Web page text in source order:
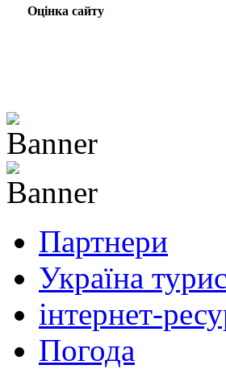
Оцінка сайту
Партнери
Україна
інтернет-
Погода